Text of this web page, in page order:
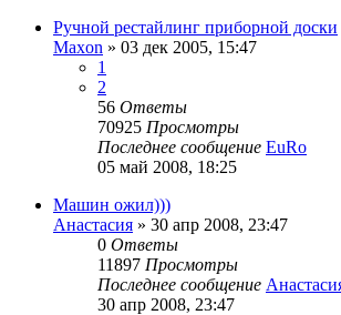
Ручной рестайлинг приборной доски
Maxon » 03 дек 2005, 15:47
1
2
56 Ответы
70925 Просмотры
Последнее сообщение EuRo
05 май 2008, 18:25
Машин ожил)))
Анастасия » 30 апр 2008, 23:47
0 Ответы
11897 Просмотры
Последнее сообщение
30 апр 2008, 23:47